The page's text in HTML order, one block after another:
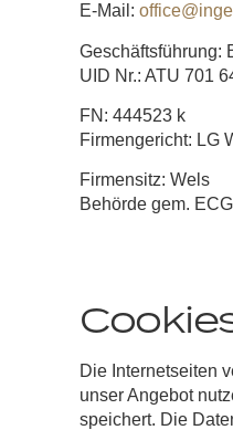
E-Mail:
Geschäftsführung:
UID Nr.: ATU 701
FN: 444523 k
Firmengericht: LG
Firmensitz: Wels
Behörde gem.
Die Internetseiten
unser Angebot
speichert. Die